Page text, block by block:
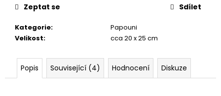
Kategorie:
Papouni
Velikost: cca 20 x 25 cm
Zeptat se Sdílet
Popis Související (4) Hodnocení Diskuze
č
u
e